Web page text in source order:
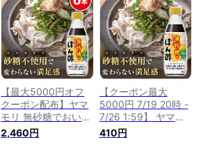
限 糖質オフ 糖質 無
砂糖 ダイエット ぽ
ん酢 めんつゆ 焼肉
のたれ つゆの素 酢
カンタン酢 お酢 合
わせ酢 ギフト 調味
料 糖質控えめ お中
元
糖質オフ調味料 お酢
ドリンク 飲料 飲む
酢 飲むお酢 シャイ
ンマスカット あす楽
【最大5000円オフ
クーポン配布】ヤマ
モリ 無砂糖でおいし
い ぽん酢(6本)| 低糖
質 糖質 糖質制限 食
2,460円
【クーポン最大
5000円 7/19 20時 -
7/26 1:59】 ヤマモ
リ 無砂糖でおいしい
ぽん酢(1本) 低糖質
410円